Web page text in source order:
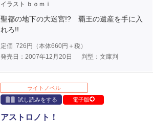
イラスト ｂｏｍｉ
聖都の地下の大迷宮!? 覇王の遺産を手に入
れろ!!
定価 726 円（本体660円＋税）
発売日：2007年12月20日
判型：文庫判
ライトノベル
試し読みをする
電子版
アストロノト！